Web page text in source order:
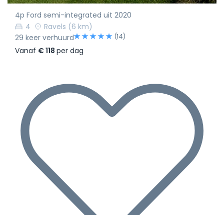
4p Ford semi-integrated uit 2020
4
Ravels (6 km)
29 keer verhuurd
(14)
Vanaf € 118 per dag